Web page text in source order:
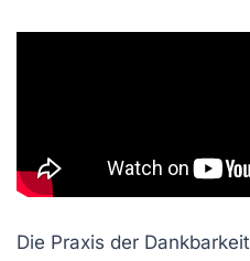
Die Praxis der Dankbarkeit